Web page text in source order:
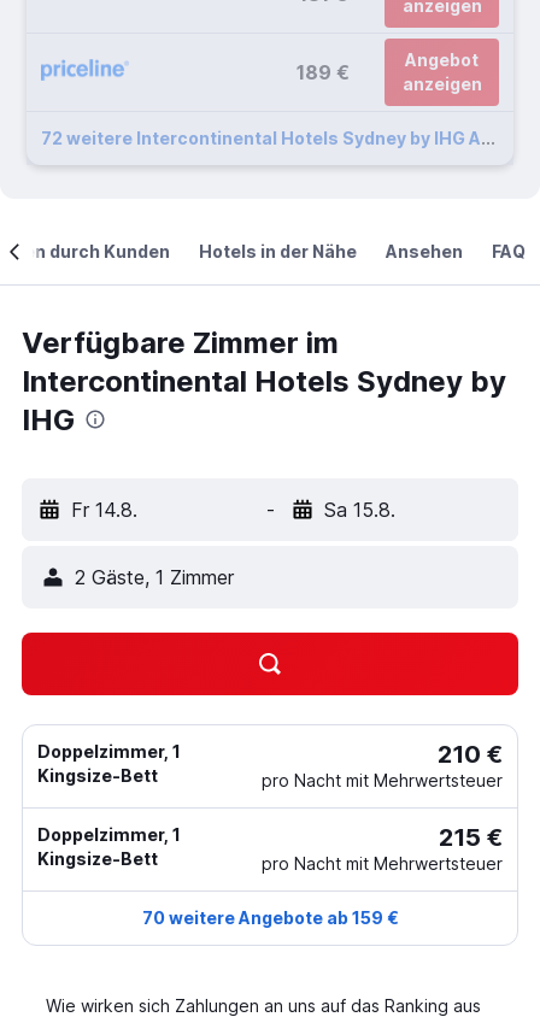
anzeigen
189 €
Angebot
anzeigen
72 weitere Intercontinental Hotels Sydney by IHG Angebote
durch Kunden Hotels in der Nähe Ansehen FAQ
Verfügbare Zimmer im
Intercontinental Hotels Sydney by
IHG
Fr 14.8. - Sa 15.8.
2 Gäste, 1 Zimmer
Doppelzimmer, 1
Kingsize-Bett
210 €
pro Nacht mit Mehrwertsteuer
Doppelzimmer, 1
Kingsize-Bett
215 €
pro Nacht mit Mehrwertsteuer
70 weitere Angebote ab 159 €
Wie wirken sich Zahlungen an uns auf das Ranking aus